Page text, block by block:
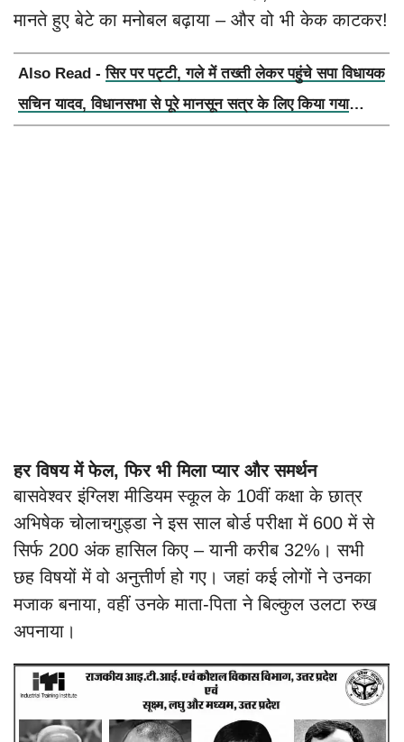
मानते हुए बेटे का मनोबल बढ़ाया – और वो भी केक काटकर!
Also Read -सिर पर पट्टी, गले में तख्ती लेकर पहुंचे सपा विधायक
सचिन यादव, विधानसभा से पूरे मानसून सत्र के लिए किया गया
हर विषय में फेल, फिर भी मिला प्यार और समर्थन
बासवेश्वर इंग्लिश मीडियम स्कूल के 10वीं कक्षा के छात्र
अभिषेक चोलाचगुड्डा ने इस साल बोर्ड परीक्षा में 600 में से
सिर्फ 200 अंक हासिल किए – यानी करीब 32%। सभी
छह विषयों में वो अनुत्तीर्ण हो गए। जहां कई लोगों ने उनका
मजाक बनाया, वहीं उनके माता-पिता ने बिल्कुल उलटा रुख
अपनाया।